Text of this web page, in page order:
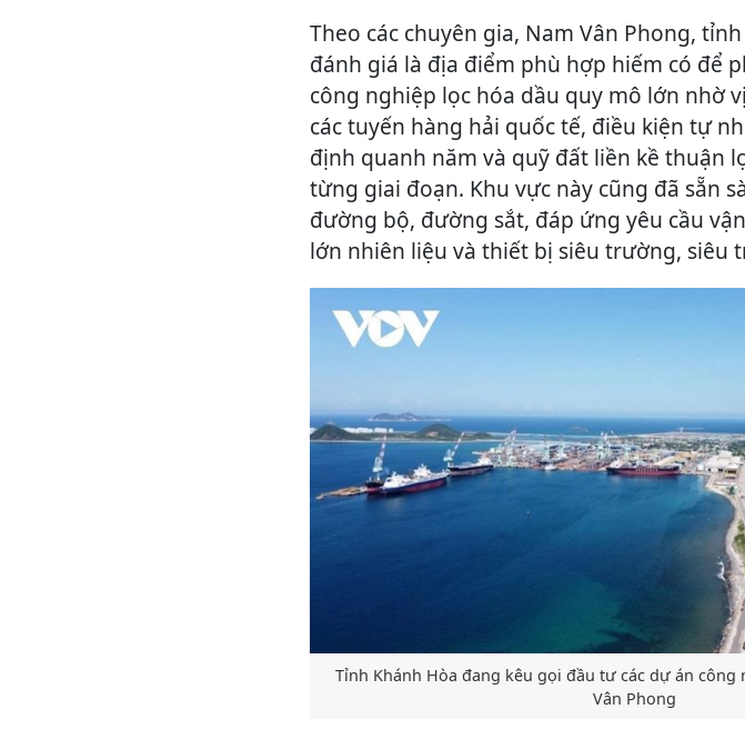
Theo các chuyên gia, Nam Vân Phong,
đánh giá là địa điểm phù hợp hiếm có để
công nghiệp lọc hóa dầu quy mô lớn nhờ
các tuyến hàng hải quốc tế, điều kiện tự
định quanh năm và quỹ đất liền kề thuận
từng giai đoạn. Khu vực này cũng đã sẵn
đường bộ, đường sắt, đáp ứng yêu cầu
lớn nhiên liệu và thiết bị siêu trường, siêu
Tỉnh Khánh Hòa đang kêu gọi đầu tư các dự án công
Vân Phong